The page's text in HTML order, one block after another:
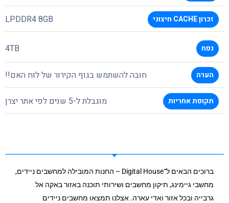
זכרון CACHE חיצוני LPDDR4 8GB
נפח 4TB
הערה חובה להשתמש בגוף הקירור של לוח האם!!
תקופת אחריות מוגבלת ל-5 שנים לפי אתר יצרן
ברוכים הבאים ל־Digital House – החנות המובילה למחשבים ניידים,
מחשבי גיימינג, תיקון מחשבים ושירותי תוכנה באזור באקה אל
גרבייה ובכל אזור ואדי עארה. אצלנו תמצאו מחשבים ניידים